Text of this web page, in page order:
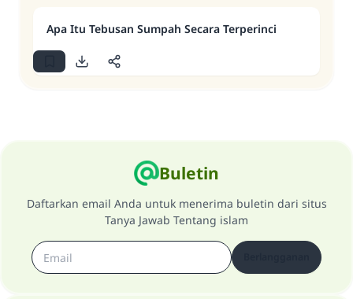
Apa Itu Tebusan Sumpah Secara Terperinci
Buletin
Daftarkan email Anda untuk menerima buletin dari situs
Tanya Jawab Tentang islam